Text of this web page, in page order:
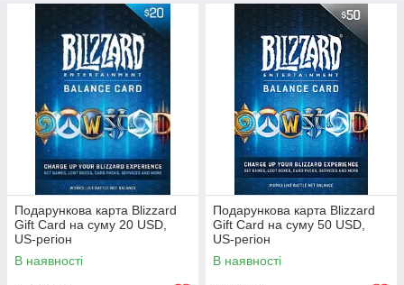
которым можно было работать напрямую из игр. Огромный
рост популярности сервиса, в 5 раз, был зафиксирован в
2002 году с выходом игр Diablo 3 и Warcraft 3. Существует 4
официальных сервера Battle.net Classic: Нордскол,
Калимдор, Лордерон и Азерот.
Подарункова карта Blizzard
Gift Card на суму 20 USD,
US-регіон
В наявності
Подарункова карта Blizzard
Gift Card на суму 50 USD,
US-регіон
В наявності